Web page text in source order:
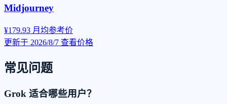
Midjourney
¥179.93 月均参考价
更新于 2026/8/7 查看价格
常见问题
Grok 适合哪些用户？